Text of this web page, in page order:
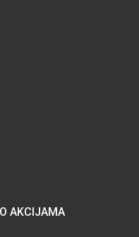
AKCIJAMA